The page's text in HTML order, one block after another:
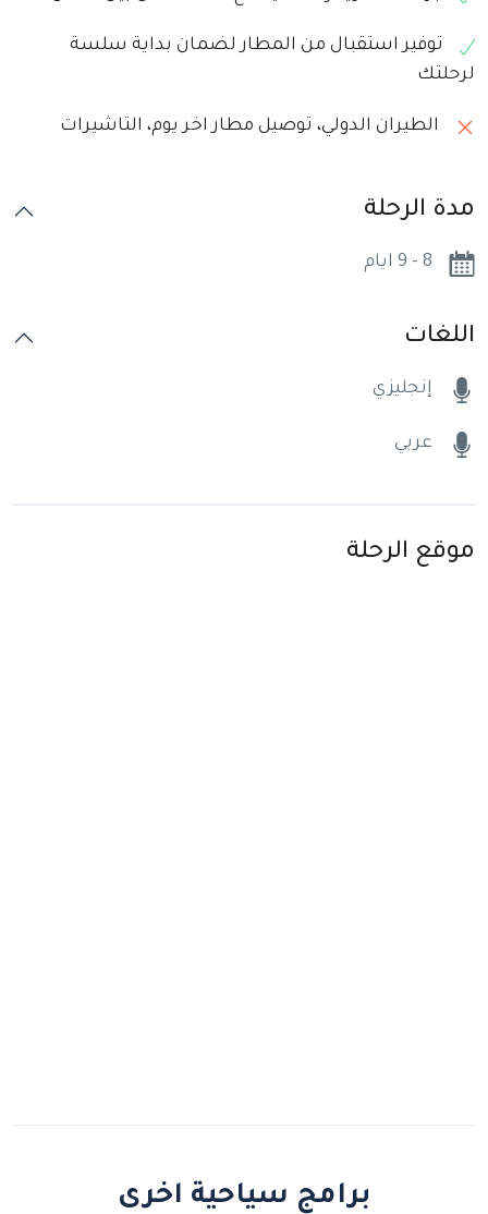
توفير استقبال من المطار لضمان بداية سلسة
لرحلتك
الطيران الدولي، توصيل مطار اخر يوم، التاشيرات
مدة الرحلة
8 - 9 ايام
اللغات
إنجليزي
عربي
موقع الرحلة
برامج سياحية اخرى